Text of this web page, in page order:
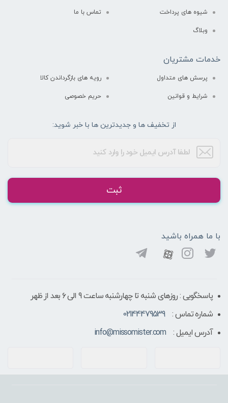
شیوه های پرداخت تماس با ما
وبلاگ
خدمات مشتریان
پرسش های متداول رویه های بازگرداندن کالا
شرایط و قوانین حریم خصوصی
از تخفیف ها و جدیدترین ها با خبر شوید:
ثبت
با ما همراه باشید
پاسخگویی : روزهای شنبه تا چهارشنبه ساعت 9 الی ۶ بعد از ظهر
شماره تماس :
02144479539
آدرس ایمیل :
info@missomister.com